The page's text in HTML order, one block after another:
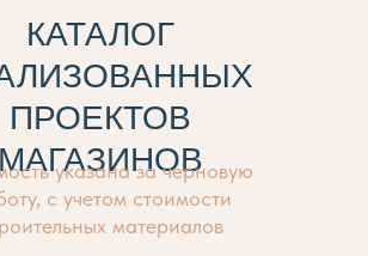
КАТАЛОГ
ПРОЕКТОВ
указана за черновую
с учетом стоимости
материалов